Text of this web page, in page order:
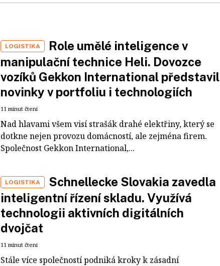
LOGISTIKA
Role umělé inteligence v
manipulační technice Heli. Dovozce
vozíků Gekkon International představil
novinky v portfoliu i technologiích
11 minut čtení
Nad hlavami všem visí strašák drahé elektřiny, který se
dotkne nejen provozu domácností, ale zejména firem.
Společnost Gekkon International,...
LOGISTIKA
Schnellecke Slovakia zavedla
inteligentní řízení skladu. Využívá
technologii aktivních digitálních
dvojčat
11 minut čtení
Stále více společností podniká kroky k zásadní